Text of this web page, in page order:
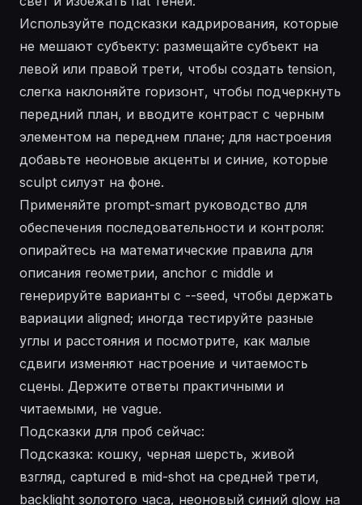
Используйте подсказки кадрирования, которые
не мешают субъекту: размещайте субъект на
левой или правой трети, чтобы создать tension,
слегка наклоняйте горизонт, чтобы подчеркнуть
передний план, и вводите контраст с черным
элементом на переднем плане; для настроения
добавьте неоновые акценты и синие, которые
sculpt силуэт на фоне.
Применяйте prompt-smart руководство для
обеспечения последовательности и контроля:
опирайтесь на математические правила для
описания геометрии, anchor с middle и
генерируйте варианты с --seed, чтобы держать
вариации aligned; иногда тестируйте разные
углы и расстояния и посмотрите, как малые
сдвиги изменяют настроение и читаемость
сцены. Держите ответы практичными и
читаемыми, не vague.
Подсказки для проб сейчас:
Подсказка: кошку, черная шерсть, живой
взгляд, captured в mid-shot на средней трети,
backlight золотого часа, неоновый синий glow на